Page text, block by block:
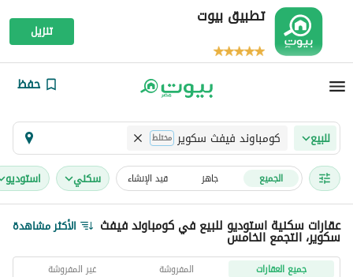
تطبيق بيوت
تنزيل
حفظ
للبيع كومباوند فيفث سكوير مختلط
الجميع جاهز قيد الإنشاء سكني استوديو
عقارات سكنية استوديو للبيع في كومباوند فيفث
سكوير، التجمع الخامس الأكثر مشاهدة
جميع العقارات المفروشة غير المفروشة